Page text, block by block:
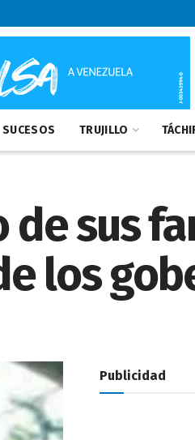
SUCESOS TRUJILLO
de sus
los
Publicidad